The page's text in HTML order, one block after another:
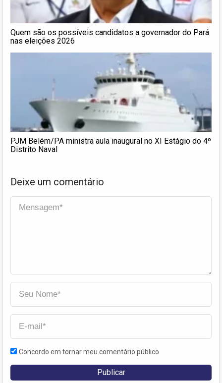
Quem são os possíveis candidatos a governador do Pará
nas eleições 2026
PJM Belém/PA ministra aula inaugural no XI Estágio do 4º
Distrito Naval
Deixe um comentário
Concordo em tornar meu comentário público